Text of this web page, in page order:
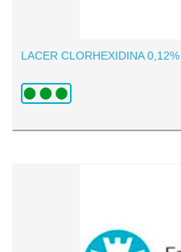
LACER CLORHEXIDINA